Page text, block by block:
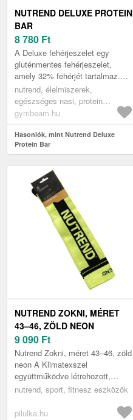
NUTREND DELUXE PROTEIN
BAR
8 780 Ft
A Deluxe fehérjeszelet egy
gluténmentes fehérjeszelet,
amely 32% fehérjét tartalmaz.
Kiváló ízzel és magas
rosttartalommal rendelkezik.
Élvezze a l...
nutrend, élelmiszerek,
egészséges nasi, protein
szeletek
gymbeam.hu
Hasonlók, mint Nutrend Deluxe
Protein Bar
NUTREND ZOKNI, MÉRET
43–46, ZÖLD NEON
9 090 Ft
Nutrend Zokni, méret 43–46, zöld
neon A Klimatexszel
együttműködve létrehozott,
sportolásra és terhelésre szánt
minőséget.
nutrend, sport, fitnesz eszközök
pilulka.hu